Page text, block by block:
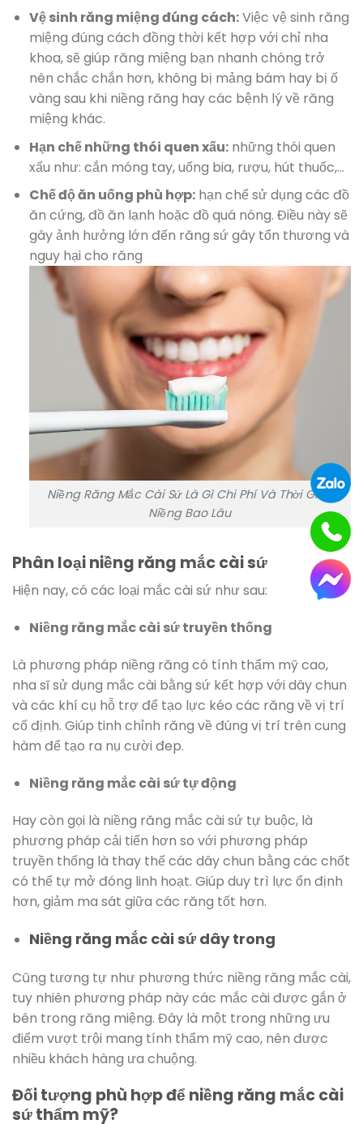
Vệ sinh răng miệng đúng cách:Việc vệ sinh răng
miệng đúng cách đồng thời kết hợp với chỉ nha
khoa, sẽ giúp răng miệng bạn nhanh chóng trở
nên chắc chắn hơn, không bị mảng bám hay bị ố
vàng sau khi niềng răng hay các bệnh lý về răng
miệng khác.
Hạn chế những thói quen xấu:những thói quen
xấu như: cắn móng tay, uống bia, rượu, hút thuốc,…
Chế độ ăn uống phù hợp:hạn chế sử dụng các đồ
ăn cứng, đồ ăn lạnh hoặc đồ quá nóng. Điều này sẽ
gây ảnh hưởng lớn đến răng sứ gây tổn thương và
nguy hại cho răng
Niềng Răng Mắc Cài Sứ Là Gì Chi Phí Và Thời Gian
Niềng Bao Lâu
Phân loại niềng răng mắc cài sứ
Hiện nay, có các loại mắc cài sứ như sau:
Niềng răng mắc cài sứ truyền thống
Là phương pháp niềng răng có tính thẩm mỹ cao,
nha sĩ sử dụng mắc cài bằng sứ kết hợp với dây chun
và các khí cụ hỗ trợ để tạo lực kéo các răng về vị trí
cố định. Giúp tinh chỉnh răng về đúng vị trí trên cung
hàm để tạo ra nụ cười đep.
Niềng răng mắc cài sứ tự động
Hay còn gọi là niềng răng mắc cài sứ tự buộc, là
phương pháp cải tiến hơn so với phương pháp
truyền thống là thay thế các dây chun bằng các chốt
có thể tự mở đóng linh hoạt. Giúp duy trì lực ổn định
hơn, giảm ma sát giữa các răng tốt hơn.
Niềng răng mắc cài sứ dây trong
Cũng tương tự như phương thức niềng răng mắc cài,
tuy nhiên phương pháp này các mắc cài được gắn ở
bên trong răng miệng. Đây là một trong những ưu
điểm vượt trội mang tính thẩm mỹ cao, nên được
nhiều khách hàng ưa chuộng.
Đối tượng phù hợp để niềng răng mắc cài
sứ thẩm mỹ?